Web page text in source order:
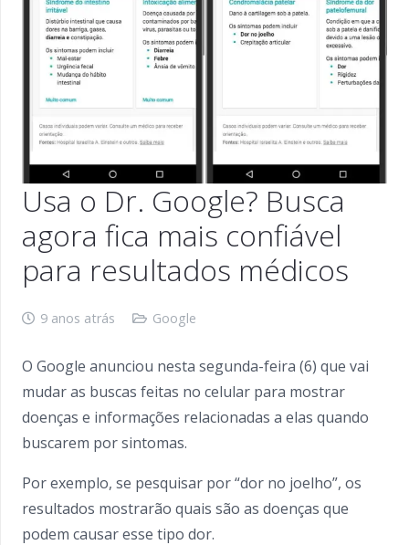
Usa o Dr. Google? Busca
agora fica mais confiável
para resultados médicos
9 anos atrás Google
O Google anunciou nesta segunda-feira (6) que vai
mudar as buscas feitas no celular para mostrar
doenças e informações relacionadas a elas quando
buscarem por sintomas.
Por exemplo, se pesquisar por “dor no joelho”, os
resultados mostrarão quais são as doenças que
podem causar esse tipo dor.